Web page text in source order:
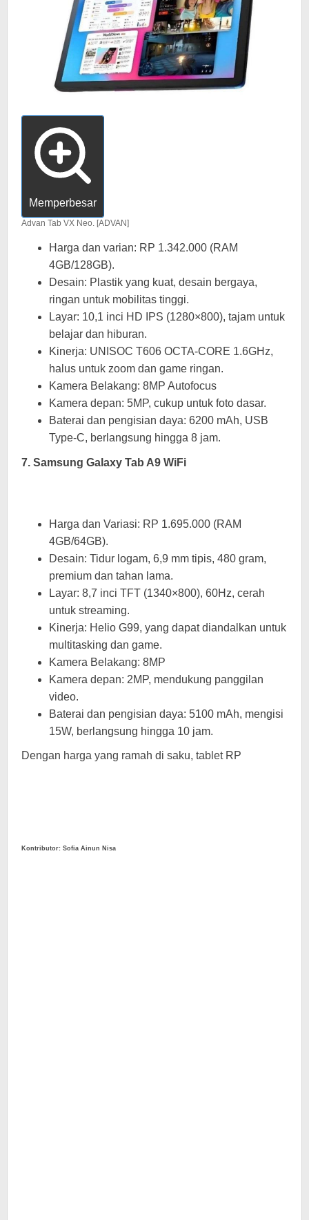
Memperbesar
Advan Tab VX Neo. [ADVAN]
Harga dan varian: RP 1.342.000 (RAM
4GB/128GB).
Desain: Plastik yang kuat, desain bergaya,
ringan untuk mobilitas tinggi.
Layar: 10,1 inci HD IPS (1280×800), tajam untuk
belajar dan hiburan.
Kinerja: UNISOC T606 OCTA-CORE 1.6GHz,
halus untuk zoom dan game ringan.
Kamera Belakang: 8MP Autofocus
Kamera depan: 5MP, cukup untuk foto dasar.
Baterai dan pengisian daya: 6200 mAh, USB
Type-C, berlangsung hingga 8 jam.
7. Samsung Galaxy Tab A9 WiFi
Harga dan Variasi: RP 1.695.000 (RAM
4GB/64GB).
Desain: Tidur logam, 6,9 mm tipis, 480 gram,
premium dan tahan lama.
Layar: 8,7 inci TFT (1340×800), 60Hz, cerah
untuk streaming.
Kinerja: Helio G99, yang dapat diandalkan untuk
multitasking dan game.
Kamera Belakang: 8MP
Kamera depan: 2MP, mendukung panggilan
video.
Baterai dan pengisian daya: 5100 mAh, mengisi
15W, berlangsung hingga 10 jam.
Dengan harga yang ramah di saku, tablet RP
Kontributor: Sofia Ainun Nisa